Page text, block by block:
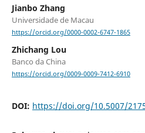
Jianbo Zhang
Universidade de Macau
https://orcid.org/0000-0002-6747-1865
Zhichang Lou
Banco da China
https://orcid.org/0009-0009-7412-6910
DOI: https://doi.org/10.5007/